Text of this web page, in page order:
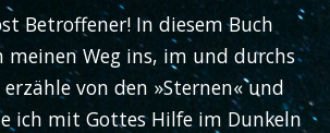
Betroffener! In diesem Buch
meinen Weg ins, im und durchs
von den »Sternen« und
ich mit Gottes Hilfe im Dunkeln